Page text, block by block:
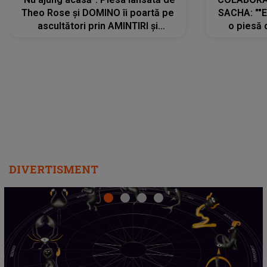
Theo Rose și DOMINO îi poartă pe
ascultători prin AMINTIRI și
SACHA:
o piesă
DIVERTISMENT